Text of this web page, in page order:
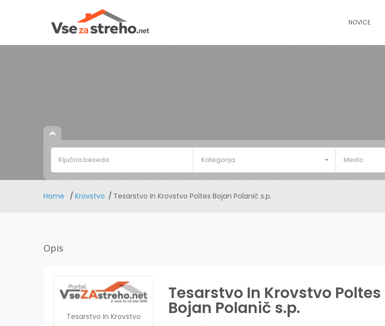
NOVICE
Kategorija Mesto
Home Krovstvo Tesarstvo In Krovstvo Poltes Bojan Polanič s.p.
Opis
Tesarstvo In Krovstvo
Tesarstvo In Krovstvo Poltes
Bojan Polanič s.p.